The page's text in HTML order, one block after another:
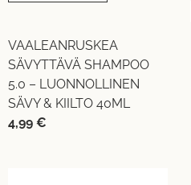
VAALEANRUSKEA
SÄVYTTÄVÄ SHAMPOO
5.0 – LUONNOLLINEN
SÄVY & KIILTO 40ML
4,99 €